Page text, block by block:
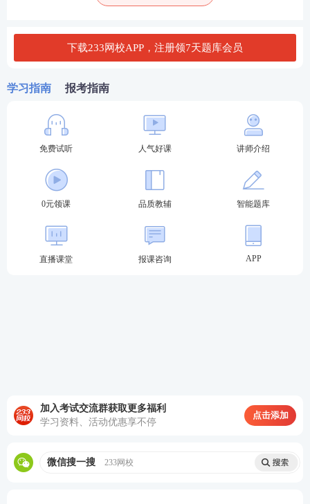
作者运用的小组社会工作服务模式是()。
A.社会目标模式
B.治疗模式
C.互动模式
D.发展模式
查看答案
4、在“癌症患者支持小组”的中期阶段，社会工作者小
赵观察到组员之间出现了意见分歧和争论。此时，小
E.回避冲突，让组员自己解决
查看答案
下载233网校APP，注册领7天题库会员
学习指南 报考指南
免费试听 人气好课 讲师介绍
0元领课 品质教辅 智能题库
直播课堂 报课咨询 APP
加入考试交流群获取更多福利
学习资料、活动优惠享不停
点击添加
微信搜一搜 233网校